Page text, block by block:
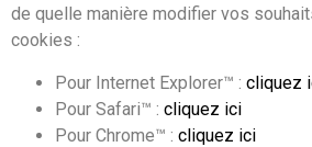
de quelle manière modifier vos
cookies :
Pour Internet Explorer™ : cliquez
Pour Safari™ : cliquez ici
Pour Chrome™ : cliquez ici